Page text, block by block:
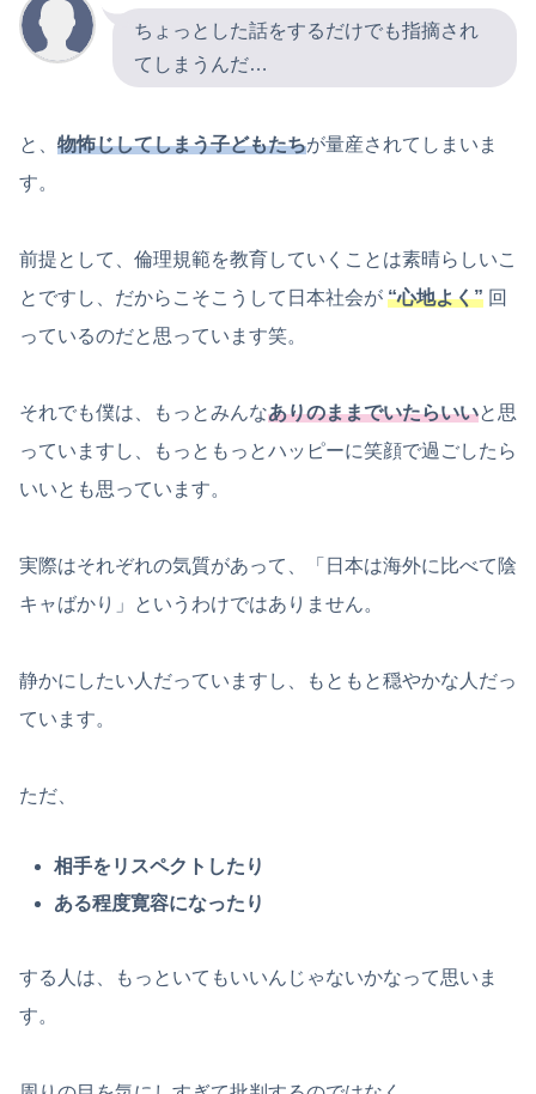
ちょっとした話をするだけでも指摘され
てしまうんだ…
と、 物怖じしてしまう子どもたちが量産されてしまいま
す。
前提として、倫理規範を教育していくことは素晴らしいこ
とですし、だからこそこうして日本社会が “心地よく” 回
っているのだと思っています笑。
それでも僕は、もっとみんなありのままでいたらいいと思
っていますし、もっともっとハッピーに笑顔で過ごしたら
いいとも思っています。
実際はそれぞれの気質があって、「日本は海外に比べて陰
キャばかり」というわけではありません。
静かにしたい人だっていますし、もともと穏やかな人だっ
ています。
ただ、
相手をリスペクトしたり
ある程度寛容になったり
する人は、もっといてもいいんじゃないかなって思いま
す。